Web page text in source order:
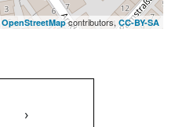
OpenStreetMapcontributors, CC-BY-SA
›